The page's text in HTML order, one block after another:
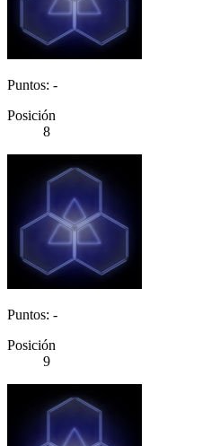
Puntos: -
Posición
8
Puntos: -
Posición
9